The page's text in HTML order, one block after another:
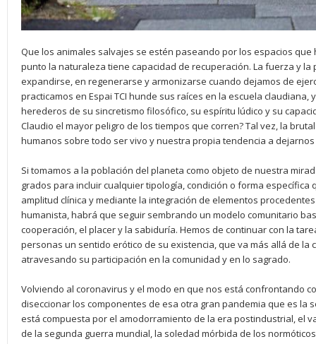
Que los animales salvajes se estén paseando por los espacios
punto la naturaleza tiene capacidad de recuperación. La fuerza y
expandirse, en regenerarse y armonizarse cuando dejamos de
practicamos en Espai TCI hunde sus raíces en la escuela
herederos de su sincretismo filosófico, su espíritu lúdico y su
Claudio el mayor peligro de los tiempos que corren? Tal vez, la
humanos sobre todo ser vivo y nuestra propia tendencia a
Si tomamos a la población del planeta como objeto de nuestra
grados para incluir cualquier tipología, condición o forma específica
amplitud clínica y mediante la integración de elementos
humanista, habrá que seguir sembrando un modelo comunitario
cooperación, el placer y la sabiduría. Hemos de continuar con la
personas un sentido erótico de su existencia, que va más allá de la
atravesando su participación en la comunidad y en lo sagrado.
Volviendo al coronavirus y el modo en que nos está confrontando
diseccionar los componentes de esa otra gran pandemia que es la
está compuesta por el amodorramiento de la era postindustrial, el
de la segunda guerra mundial, la soledad mórbida de los